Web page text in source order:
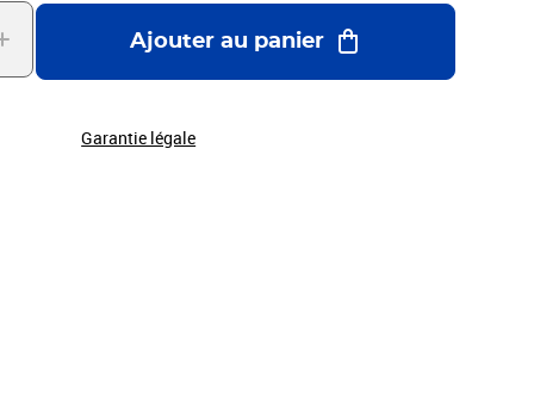
Ajouter au panier
Garantie légale